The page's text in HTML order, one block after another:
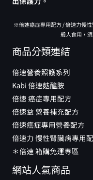
※倍速癌症專用配方 / 倍速力慢
般人食用，
商品分類連結
倍速營養照護系列
Kabi 倍速麩醯胺
倍速 癌症專用配方
倍速益 營養補充配方
倍速癌症專用營養配方
倍速力 慢性腎臟病專用
＊倍速 箱購免運專區
網站人氣商品